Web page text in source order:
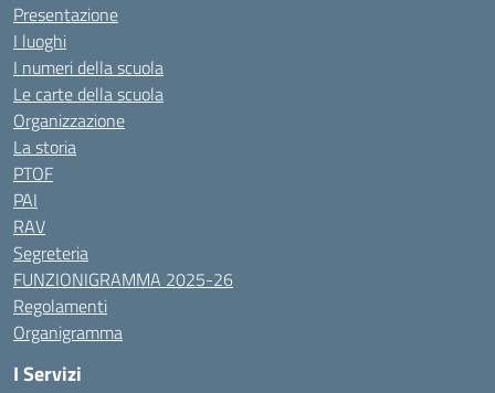
Presentazione
I luoghi
I numeri della scuola
Le carte della scuola
Organizzazione
La storia
PTOF
PAI
RAV
Segreteria
FUNZIONIGRAMMA 2025-26
Regolamenti
Organigramma
I Servizi